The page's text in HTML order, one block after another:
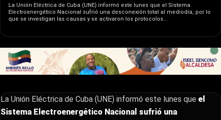
La Unión Eléctrica de Cuba (UNE) informó este lunes que el Sistema
Electroenergético Nacional sufrió una desconexión total al mediodía, por lo
que se investigan las causas y se activaron los protocolos…
La Unión Eléctrica de Cuba (UNE) informó este lunes que el
Sistema Electroenergético Nacional sufrió una